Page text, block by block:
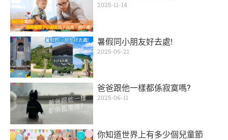
2025-11-14
暑假同小朋友好去處!
2025-06-21
爸爸跟他一樣都係寂寞嗎?
2025-06-11
你知道世界上有多少個兒童節